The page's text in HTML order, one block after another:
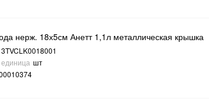
нерж. 18х5см Анетт 1,1л металлическая крышка
3TVCLK0018001
шт